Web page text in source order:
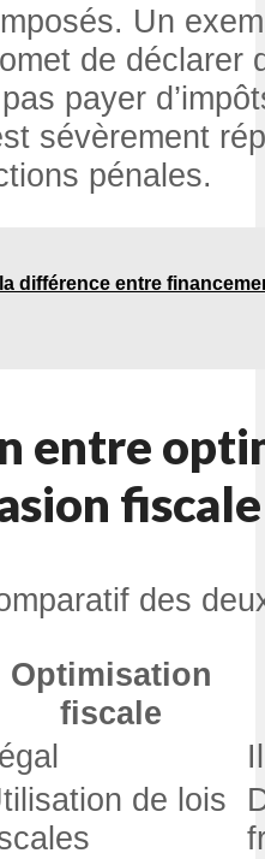
Un
de déclarer
payer
sévèrement
pénales.
différence entre
entre
fiscale
des
Optimisation
fiscale
de lois